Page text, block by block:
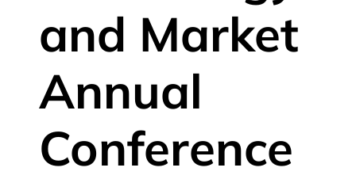
and Market
Annual
Conference